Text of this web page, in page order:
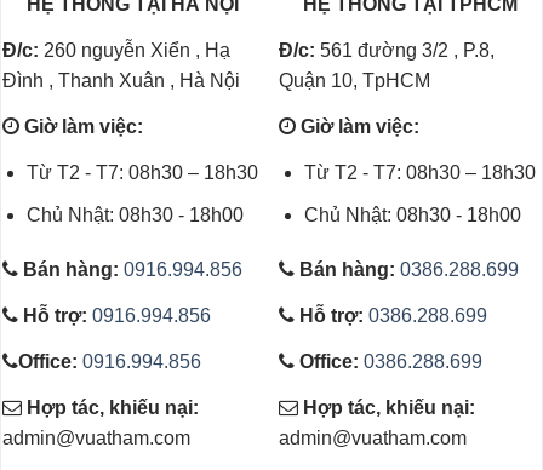
HỆ THỐNG TẠI HÀ NỘI
Đ/c: 260 nguyễn Xiển , Hạ
Đình , Thanh Xuân , Hà Nội
Giờ làm việc:
Từ T2 - T7: 08h30 – 18h30
Chủ Nhật: 08h30 - 18h00
Bán hàng: 0916.994.856
Hỗ trợ: 0916.994.856
Office: 0916.994.856
Hợp tác, khiếu nại:
admin@vuatham.com
HỆ THỐNG TẠI TPHCM
Đ/c: 561 đường 3/2 , P.8,
Quận 10, TpHCM
Giờ làm việc:
Từ T2 - T7: 08h30 – 18h30
Chủ Nhật: 08h30 - 18h00
Bán hàng: 0386.288.699
Hỗ trợ: 0386.288.699
Office: 0386.288.699
Hợp tác, khiếu nại:
admin@vuatham.com